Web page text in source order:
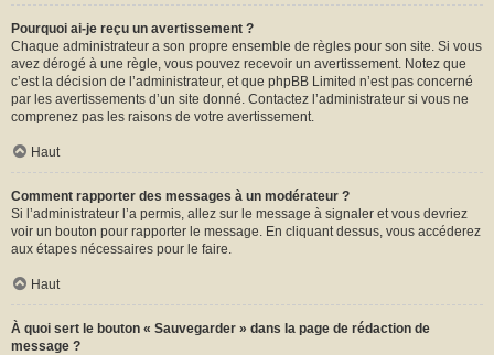
Pourquoi ai-je reçu un avertissement ?
Chaque administrateur a son propre ensemble de règles pour son site. Si vous
avez dérogé à une règle, vous pouvez recevoir un avertissement. Notez que
c’est la décision de l’administrateur, et que phpBB Limited n’est pas concerné
par les avertissements d’un site donné. Contactez l’administrateur si vous ne
comprenez pas les raisons de votre avertissement.
Haut
Comment rapporter des messages à un modérateur ?
Si l’administrateur l’a permis, allez sur le message à signaler et vous devriez
voir un bouton pour rapporter le message. En cliquant dessus, vous accéderez
aux étapes nécessaires pour le faire.
Haut
À quoi sert le bouton « Sauvegarder » dans la page de rédaction de
message ?